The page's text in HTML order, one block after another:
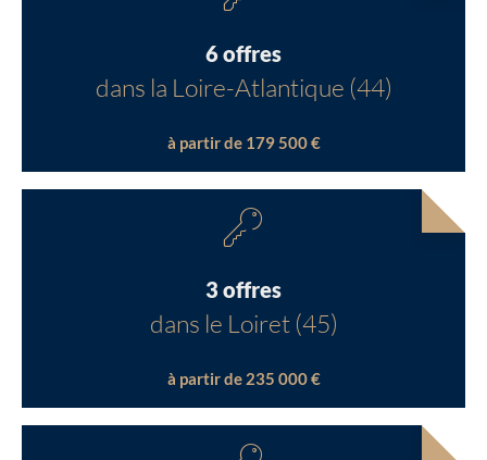
6 offres
dans la Loire-Atlantique (44)
à partir de 179 500 €
3 offres
dans le Loiret (45)
à partir de 235 000 €